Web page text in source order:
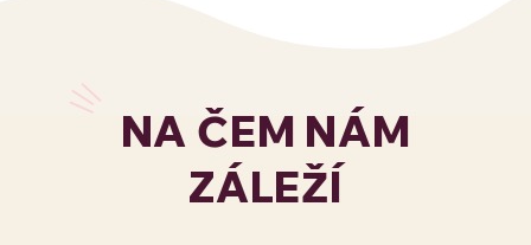
NA ČEM NÁM
ZÁLEŽÍ